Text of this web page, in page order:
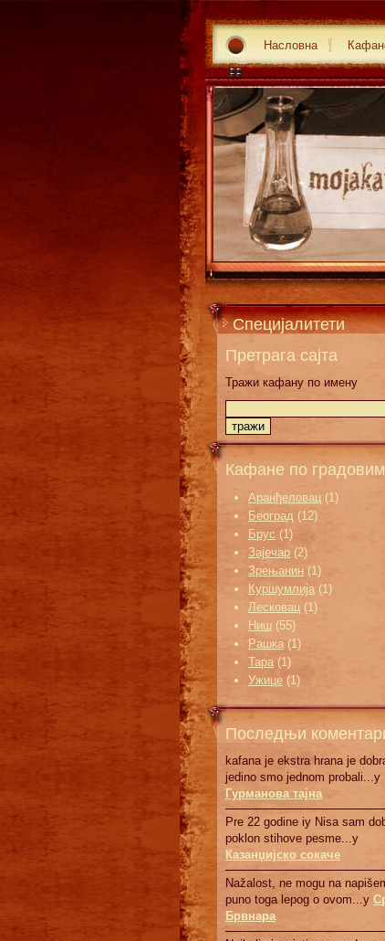
Насловна
Специјалитети
Претрага сајта
Тражи кафану по имену
Кафане по
Аранђеловац (1)
Београд (12)
Брус (1)
Зајечар (2)
Зрењанин (1)
Куршумлија (1)
Лесковац (1)
Ниш (55)
Рашка (1)
Тара (1)
Ужице (1)
Последњи
kafana je ekstra hrana je
jedino smo jednom probali...у
Гурманова тајна
Pre 22 godine iy Nisa sam
poklon stihove pesme...у
Казанџијско сокаче
Nažalost, ne mogu na
puno toga lepog o ovom...у
Брвнaрa